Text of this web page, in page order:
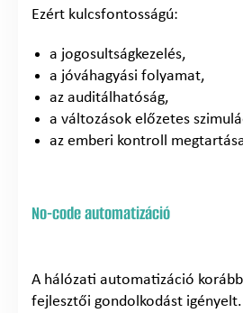
Ezért kulcsfontosságú:
a jogosultságkezelés,
a jóváhagyási folyamat,
az auditálhatóság,
a változások előzetes
az emberi kontroll
No-code automatizáció
A hálózati automatizáció
fejlesztői gondolkodást